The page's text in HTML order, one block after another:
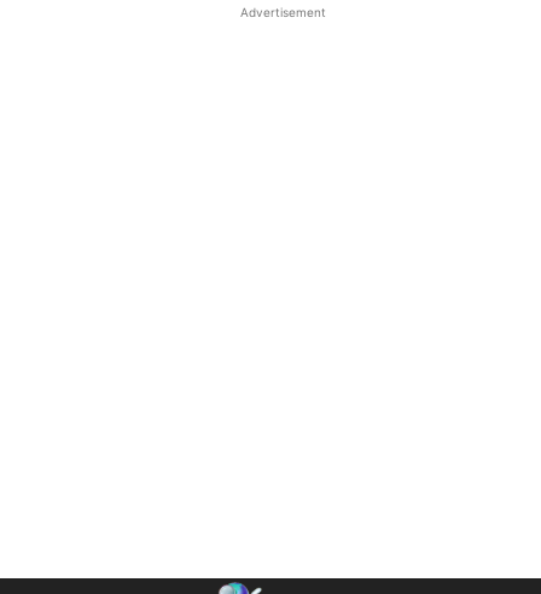
Advertisement